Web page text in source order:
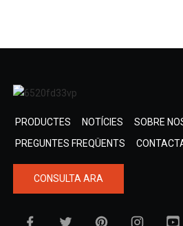
PRODUCTES NOTÍCIES SOBRE
PREGUNTES FREQÜENTS
CONSULTA ARA